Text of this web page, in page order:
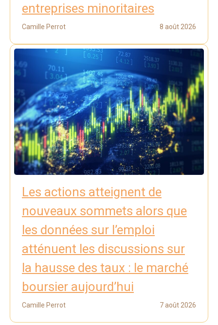
entreprises minoritaires
Camille Perrot 8 août 2026
Les actions atteignent de
nouveaux sommets alors que
les données sur l’emploi
atténuent les discussions sur
la hausse des taux : le marché
boursier aujourd’hui
Camille Perrot 7 août 2026